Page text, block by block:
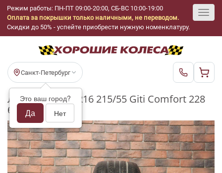
Режим работы: ПН-ПТ 09:00-20:00, СБ-ВС 10:00-19:00
Оплата за покрышки только наличными, не переводом.
Скидки до 50% - успейте приобрести нужную номенклатуру.
Санкт-Петербург
Это ваш город?
Да Нет
Летние шины R16 215/55 Giti Comfort 228
бу (5-6 мм.)